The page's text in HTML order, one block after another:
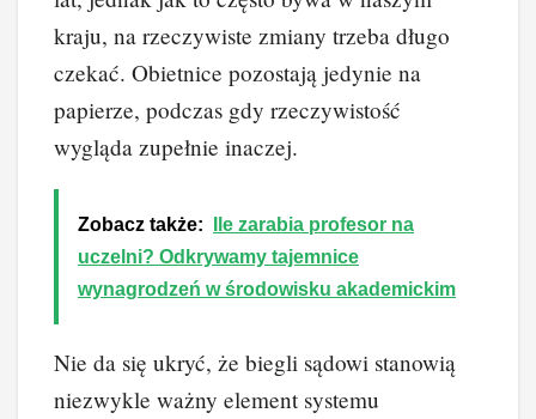
kraju, na rzeczywiste zmiany trzeba długo
czekać. Obietnice pozostają jedynie na
papierze, podczas gdy rzeczywistość
wygląda zupełnie inaczej.
Zobacz także:
Ile zarabia profesor na
uczelni? Odkrywamy tajemnice
wynagrodzeń w środowisku akademickim
Nie da się ukryć, że biegli sądowi stanowią
niezwykle ważny element systemu